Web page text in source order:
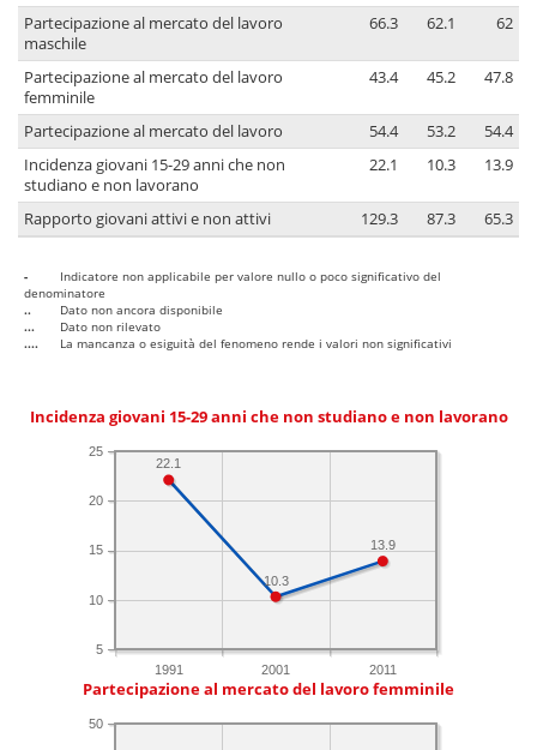
Partecipazione al mercato del lavoro
maschile
66.3 62.1 62
Partecipazione al mercato del lavoro
femminile
43.4 45.2 47.8
Partecipazione al mercato del lavoro 54.4 53.2
54.4
Incidenza giovani 15-29 anni che non
studiano e non lavorano
22.1 10.3 13.9
Rapporto giovani attivi e non attivi 129.3 87.3 65.3
-
Indicatore non applicabile per valore nullo o poco significativo del
denominatore
..
Dato non ancora disponibile
...
Dato non rilevato
....
La mancanza o esiguità del fenomeno rende i valori non significativi
Incidenza giovani 15-29 anni che non studiano e non lavorano
1991 2001 2011
5
10
15
20
25
13.9
10.3
22.1
Partecipazione al mercato del lavoro femminile
50